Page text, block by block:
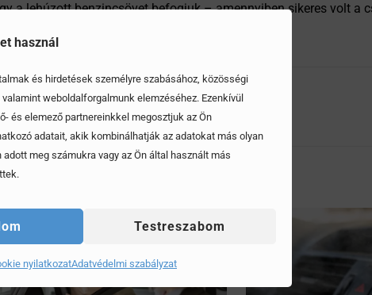
használ
és hirdetések személyre szabásához, közösségi
weboldalforgalmunk elemzéséhez. Ezenkívül
és elemező partnereinkkel megosztjuk az Ön
adatait, akik kombinálhatják az adatokat más olyan
meg számukra vagy az Ön által használt más
Testreszabom
nyilatkozatAdatvédelmi szabályzat
a lehúzott benzincsövet befogjuk – amennyiben sikeres volt a